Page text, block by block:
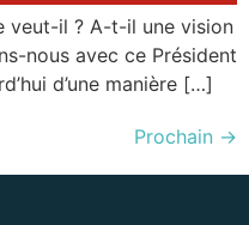
veut-il ? A-t-il une vision
nous avec ce Président
d’une manière […]
Prochain →